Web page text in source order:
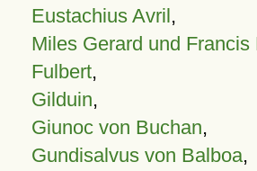
Eustachius Avril,
Miles Gerard und Francis
Fulbert,
Gilduin,
Giunoc von Buchan,
Gundisalvus von Balboa,